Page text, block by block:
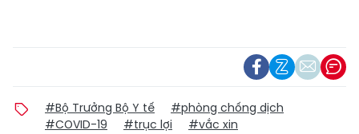
#Bộ Trưởng Bộ Y tế
#phòng chống dịch
#COVID-19
#trục lợi #vắc xin